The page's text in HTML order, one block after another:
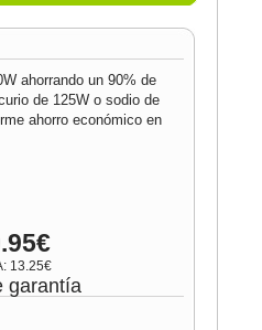
ahorrando un 90% de
de 125W o sodio de
ahorro económico en
13.25€
garantía